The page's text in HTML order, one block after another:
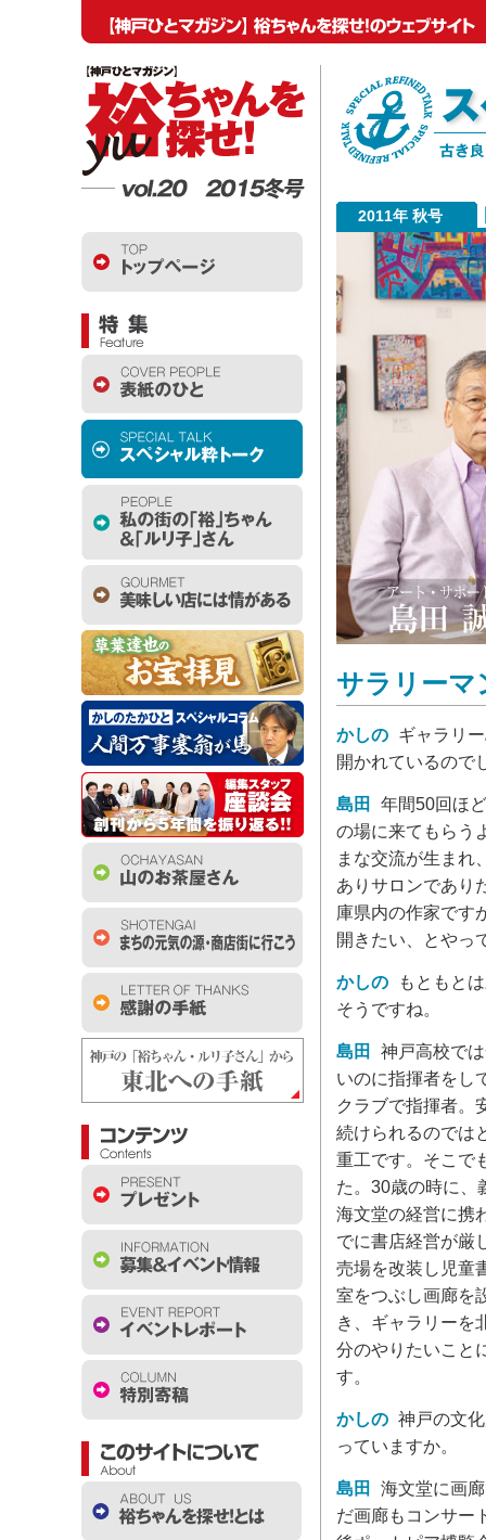
2011年 秋号
サラリーマ
かしの ギャラリ
開かれているので
島田
年間50回ほ
の場に来てもらう
まな交流が生まれ
ありサロンであり
庫県内の作家です
開きたい、とやっ
かしの
もともと
そうですね。
島田
神戸高校で
いのに指揮者をし
クラブで指揮者。
続けられるのでは
重工です。そこで
た。30歳の時に、
海文堂の経営に携
でに書店経営が厳
売場を改装し児童
室をつぶし画廊を
き、ギャラリーを
分のやりたいこと
す。
かしの 神戸の文
っていますか。
島田
海文堂に画
だ画廊もコンサー